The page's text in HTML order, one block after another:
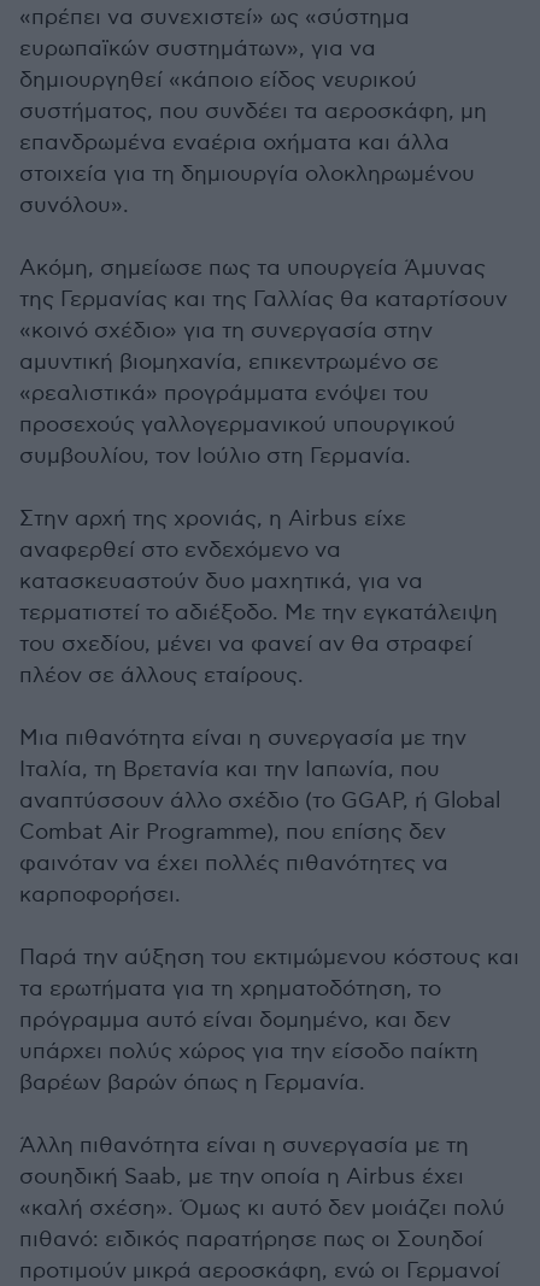
«πρέπει να συνεχιστεί» ως «σύστημα
ευρωπαϊκών συστημάτων», για να
δημιουργηθεί «κάποιο είδος νευρικού
συστήματος, που συνδέει τα αεροσκάφη, μη
επανδρωμένα εναέρια οχήματα και άλλα
στοιχεία για τη δημιουργία ολοκληρωμένου
συνόλου».
Ακόμη, σημείωσε πως τα υπουργεία Άμυνας
της Γερμανίας και της Γαλλίας θα καταρτίσουν
«κοινό σχέδιο» για τη συνεργασία στην
αμυντική βιομηχανία, επικεντρωμένο σε
«ρεαλιστικά» προγράμματα ενόψει του
προσεχούς γαλλογερμανικού υπουργικού
συμβουλίου, τον Ιούλιο στη Γερμανία.
Στην αρχή της χρονιάς, η Airbus είχε
αναφερθεί στο ενδεχόμενο να
κατασκευαστούν δυο μαχητικά, για να
τερματιστεί το αδιέξοδο. Με την εγκατάλειψη
του σχεδίου, μένει να φανεί αν θα στραφεί
πλέον σε άλλους εταίρους.
Μια πιθανότητα είναι η συνεργασία με την
Ιταλία, τη Βρετανία και την Ιαπωνία, που
αναπτύσσουν άλλο σχέδιο (το GGAP, ή Global
Combat Air Programme), που επίσης δεν
φαινόταν να έχει πολλές πιθανότητες να
καρποφορήσει.
Παρά την αύξηση του εκτιμώμενου κόστους και
τα ερωτήματα για τη χρηματοδότηση, το
πρόγραμμα αυτό είναι δομημένο, και δεν
υπάρχει πολύς χώρος για την είσοδο παίκτη
βαρέων βαρών όπως η Γερμανία.
Άλλη πιθανότητα είναι η συνεργασία με τη
σουηδική Saab, με την οποία η Airbus έχει
«καλή σχέση». Όμως κι αυτό δεν μοιάζει πολύ
πιθανό: ειδικός παρατήρησε πως οι Σουηδοί
προτιμούν μικρά αεροσκάφη, ενώ οι Γερμανοί